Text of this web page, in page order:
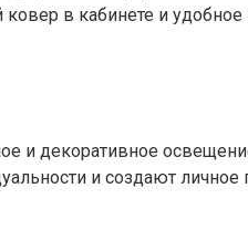
в кабинете и
декоративное
и создают личное